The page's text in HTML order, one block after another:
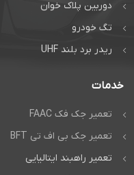
دوربین پلاک خوان
تگ خودرو
ریدر برد بلند UHF
خدمات
تعمیر جک فک FAAC
تعمیر جک بی اف تی BFT
تعمیر راهبند ایتالیایی